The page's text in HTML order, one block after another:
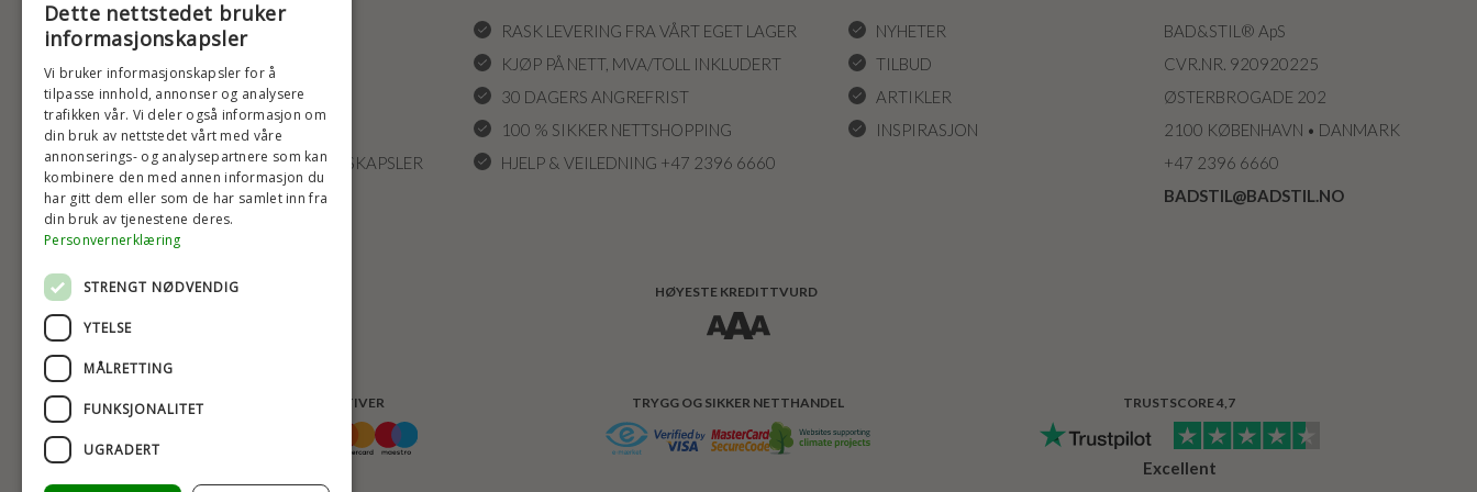
ANGRERETT
LEVERING OG RETURRETT
REKLAMASJONER
FRAKT
INNSTILLINGER FOR INFORMASJONSKAPSLER
RASK LEVERING FRA VÅRT EGET LAGER
KJØP PÅ NETT, MVA/TOLL INKLUDERT
30 DAGERS ANGREFRIST
100 % SIKKER NETTSHOPPING
HJELP & VEILEDNING +47 2396 6660
NYHETER
TILBUD
ARTIKLER
INSPIRASJON
BAD&STIL® ApS
CVR.NR. 920920225
ØSTERBROGADE 202
2100 KØBENHAVN • DANMARK
+47 2396 6660
BADSTIL@BADSTIL.NO
HØYESTE KREDITTVURD
BETALINGSALTERNATIVER TRYGG OG SIKKER NETTHANDEL TRUSTSCORE 4,7
Excellent
Dette nettstedet bruker
informasjonskapsler
Vi bruker informasjonskapsler for å
tilpasse innhold, annonser og analysere
trafikken vår. Vi deler også informasjon om
din bruk av nettstedet vårt med våre
annonserings- og analysepartnere som kan
kombinere den med annen informasjon du
har gitt dem eller som de har samlet inn fra
din bruk av tjenestene deres.
Personvernerklæring
STRENGT NØDVENDIG
YTELSE
MÅLRETTING
FUNKSJONALITET
UGRADERT